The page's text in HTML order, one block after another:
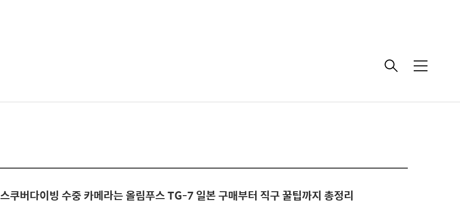
메
스쿠버다이빙 수중 카메라는 올림푸스 TG-7 일본 구매부터 직구 꿀팁까지 총정리